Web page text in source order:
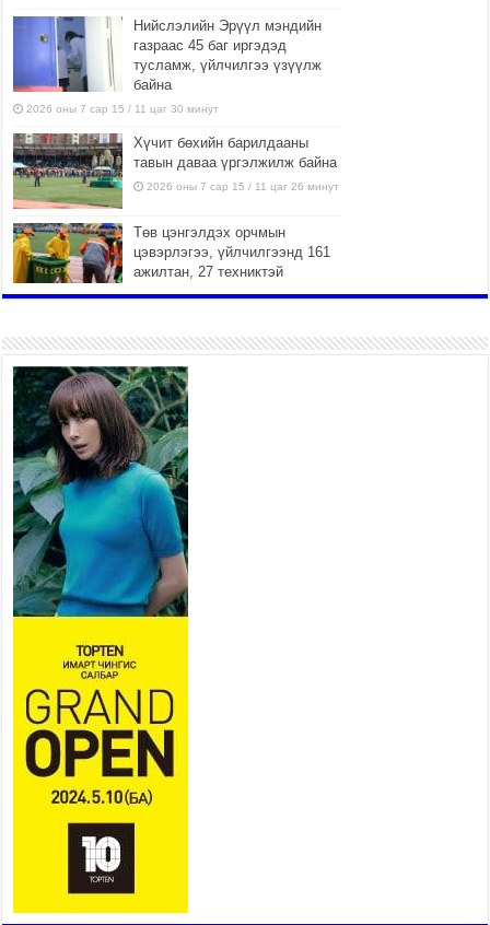
Нийслэлийн Эрүүл мэндийн
газраас 45 баг иргэдэд
тусламж, үйлчилгээ үзүүлж
байна
2026 оны 7 сар 15 / 11 цаг 30 минут
Хүчит бөхийн барилдааны
тавын даваа үргэлжилж байна
2026 оны 7 сар 15 / 11 цаг 26 минут
Төв цэнгэлдэх орчмын
цэвэрлэгээ, үйлчилгээнд 161
ажилтан, 27 техниктэй
ажиллаж байна
Наадмын амралтын өдрүүдэд
нийслэлийн эрүүл мэндийн
байгууллагууд дараах
хуваарийн дагуу ажиллана
2026 оны 7 сар 15 / 11 цаг 18 минут
Үндэсний их баяр наадам эхэллээ
2026 оны 7 сар 15 / 11 цаг 14 минут
Үер усны аюулаас сэргийлж, нийслэлийн Онцгой
байдлын газрын 162 алба хаагч үүрэг гүйцэтгэж
байна
2026 оны 7 сар 15 / 11 цаг 07 минут
Үндэсний их сурын харваанд 850 харваач цэц
мэргэнээ сорьж байна
2026 оны 7 сар 15 / 11 цаг 03 минут
Төв цэнгэлдэхийн эргэн тойронд
2026 оны 7 сар 15 / 10 цаг 58 минут
Үндэсний их баяр наадмын шагайн харваа
насанд хүрэгчдийн багийн харваагаар
үргэлжилж байна
2026 оны 7 сар 15 / 10 цаг 52 минут
Үндэсний их баяр наадмын хүчит бөхийн
барилдаан эхэллээ
2026 оны 7 сар 15 / 10 цаг 46 минут